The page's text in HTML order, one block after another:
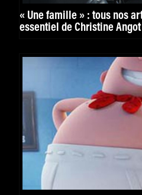
« Une famille » : tous nos
essentiel de Christine Angot